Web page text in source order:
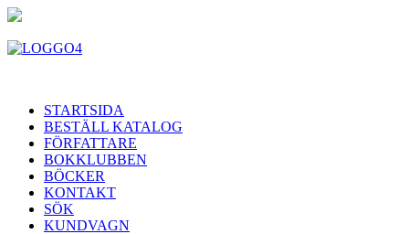
STARTSIDA
BESTÄLL KATALOG
FÖRFATTARE
BOKKLUBBEN
BÖCKER
KONTAKT
SÖK
KUNDVAGN